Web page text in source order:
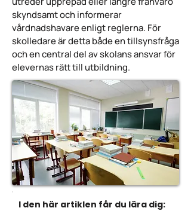
skyndsamt och informerar
vårdnadshavare enligt reglerna. För
skolledare är detta både en tillsynsfråga
och en central del av skolans ansvar för
elevernas rätt till utbildning.
I den här artiklen får du lära dig: